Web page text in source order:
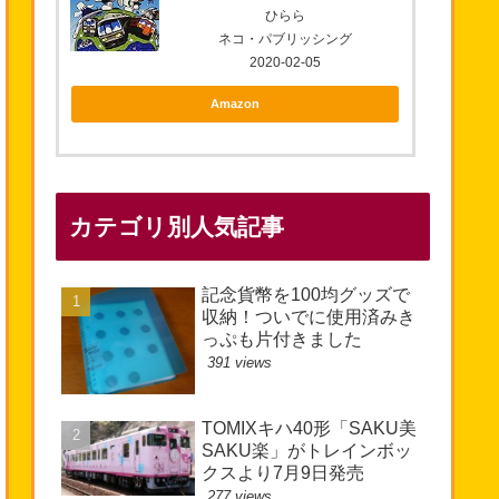
ひらら
ネコ・パブリッシング
2020-02-05
Amazon
カテゴリ別人気記事
記念貨幣を100均グッズで
収納！ついでに使用済みき
っぷも片付きました
391 views
TOMIXキハ40形「SAKU美
SAKU楽」がトレインボッ
クスより7月9日発売